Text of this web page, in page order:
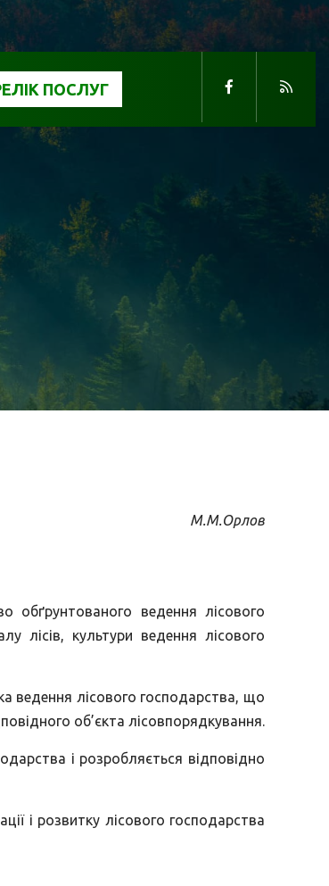
ПОСЛУГ
М.М.Орлов
обґрунтованого ведення лісового
лісів, культури ведення лісового
ведення лісового господарства, що
об’єкта лісовпорядкування.
і розробляється відповідно
і розвитку лісового господарства